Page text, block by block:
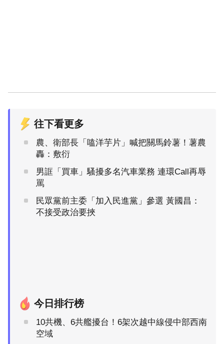
往下看更多
農、衛部長「嗑洋芋片」喊把關馬鈴薯！薯農
轟：敷衍
男誆「買車」騷擾多名汽車業務 連環Call再辱
罵
民眾黨前主委「加入民進黨」參選 黃國昌：
不接受政治要挾
今日排行榜
10共機、6共艦擾台！6架次越中線侵中部西南
空域